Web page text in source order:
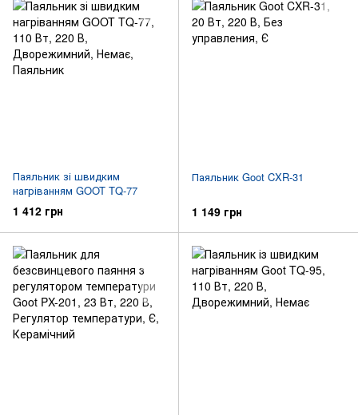
Паяльник зі швидким
нагріванням GOOT TQ-77
1 412 грн
Паяльник Goot CXR-31
1 149 грн